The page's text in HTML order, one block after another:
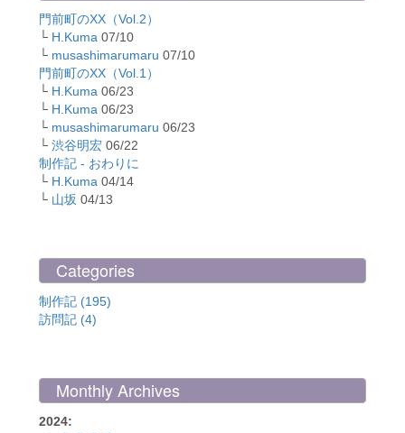
門前町のXX（Vol.2）
└ H.Kuma 07/10
└ musashimarumaru 07/10
門前町のXX（Vol.1）
└ H.Kuma 06/23
└ H.Kuma 06/23
└ musashimarumaru 06/23
└ 渋谷明宏 06/22
制作記 - おわりに
└ H.Kuma 04/14
└ 山坂 04/13
Categories
制作記 (195)
訪問記 (4)
Monthly Archives
2024: